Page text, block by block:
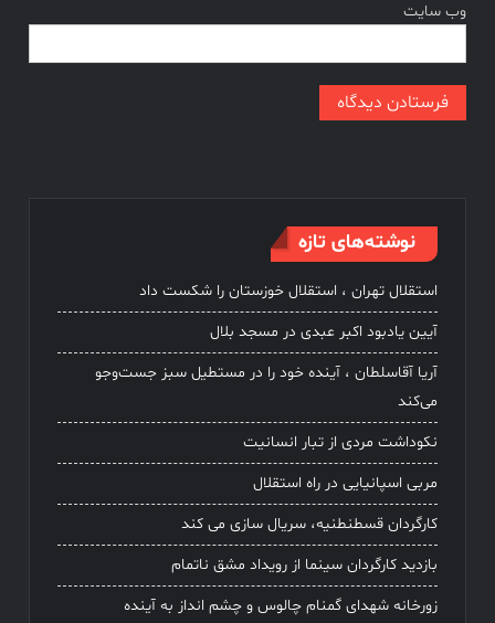
وب‌ سایت
نوشته‌های تازه
استقلال تهران ، استقلال خوزستان را شکست داد
آیین یادبود اکبر عبدی در مسجد بلال
آریا آقاسلطان ، آینده خود را در مستطیل سبز جست‌وجو
می‌کند
نکوداشت مردی از تبار انسانیت
مربی اسپانیایی در راه استقلال
کارگردان قسطنطنیه، سریال سازی می کند
بازدید کارگردان سینما از رویداد مشق ناتمام
زورخانه شهدای گمنام چالوس و چشم انداز به آینده